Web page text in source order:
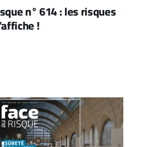
n° 614 : les risques
!